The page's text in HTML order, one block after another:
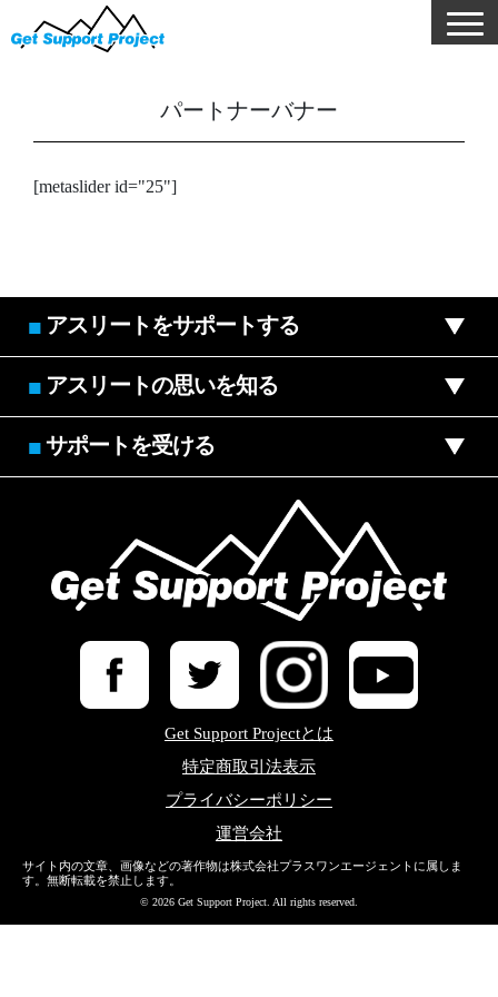
パートナーバナー
[metaslider id="25"]
■ アスリートをサポートする
■ アスリートの思いを知る
■サポートを受ける
Get Support Projectとは
特定商取引法表示
プライバシーポリシー
運営会社
サイト内の文章、画像などの著作物は株式会社プラスワンエージェントに属しま
す。無断転載を禁止します。
© 2026 Get Support Project. All rights reserved.